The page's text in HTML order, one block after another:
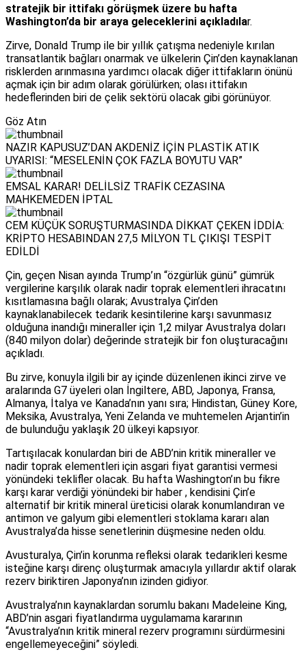
stratejik bir ittifakı görüşmek üzere bu hafta
Washington’da bir araya geleceklerini açıkladılar.
Zirve, Donald Trump ile bir yıllık çatışma nedeniyle kırılan
transatlantik bağları onarmak ve ülkelerin Çin’den kaynaklanan
risklerden arınmasına yardımcı olacak diğer ittifakların önünü
açmak için bir adım olarak görülürken; olası ittifakın
hedeflerinden biri de çelik sektörü olacak gibi görünüyor.
Göz Atın
NAZIR KAPUSUZ’DAN AKDENİZ İÇİN PLASTİK ATIK
UYARISI: “MESELENİN ÇOK FAZLA BOYUTU VAR”
EMSAL KARAR! DELİLSİZ TRAFİK CEZASINA
MAHKEMEDEN İPTAL
CEM KÜÇÜK SORUŞTURMASINDA DİKKAT ÇEKEN İDDİA:
KRİPTO HESABINDAN 27,5 MİLYON TL ÇIKIŞI TESPİT
EDİLDİ
Çin, geçen Nisan ayında Trump’ın “özgürlük günü” gümrük
vergilerine karşılık olarak nadir toprak elementleri ihracatını
kısıtlamasına bağlı olarak; Avustralya Çin’den
kaynaklanabilecek tedarik kesintilerine karşı savunmasız
olduğuna inandığı mineraller için 1,2 milyar Avustralya doları
(840 milyon dolar) değerinde stratejik bir fon oluşturacağını
açıkladı.
Bu zirve, konuyla ilgili bir ay içinde düzenlenen ikinci zirve ve
aralarında G7 üyeleri olan İngiltere, ABD, Japonya, Fransa,
Almanya, İtalya ve Kanada’nın yanı sıra; Hindistan, Güney Kore,
Meksika, Avustralya, Yeni Zelanda ve muhtemelen Arjantin’in
de bulunduğu yaklaşık 20 ülkeyi kapsıyor.
Tartışılacak konulardan biri de ABD’nin kritik mineraller ve
nadir toprak elementleri için asgari fiyat garantisi vermesi
yönündeki teklifler olacak. Bu hafta Washington’ın bu fikre
karşı karar verdiği yönündeki bir haber , kendisini Çin’e
alternatif bir kritik mineral üreticisi olarak konumlandıran ve
antimon ve galyum gibi elementleri stoklama kararı alan
Avustralya’da hisse senetlerinin düşmesine neden oldu.
Avusturalya, Çin’in korunma refleksi olarak tedarikleri kesme
isteğine karşı direnç oluşturmak amacıyla yıllardır aktif olarak
rezerv biriktiren Japonya’nın izinden gidiyor.
Avustralya’nın kaynaklardan sorumlu bakanı Madeleine King,
ABD’nin asgari fiyatlandırma uygulamama kararının
“Avustralya’nın kritik mineral rezerv programını sürdürmesini
engellemeyeceğini” söyledi.